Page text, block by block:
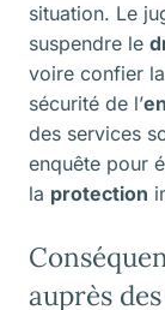
situation. Le
suspendre le
voire confier la
sécurité de l’
des services
enquête pour
la protection
auprès